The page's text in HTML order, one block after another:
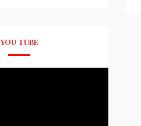
YOU TUBE